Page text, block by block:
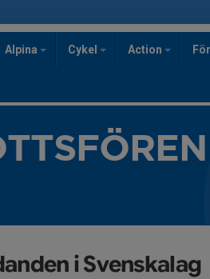
Alpina Cykel Action
i Svenskalag